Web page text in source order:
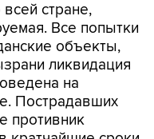
стране,
Все попытки
объекты,
ликвидация
на
Пострадавших
противник